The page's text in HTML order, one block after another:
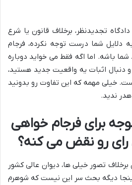
تجدیدنظر، برخلاف قانون یا شرع
دلایل شما درست توجه نکرده، فرجام
باشه. اما اگه فقط می خواید دوباره
دنبال اثبات یه واقعیت جدید هستید،
خیلی مهمه که این تفاوت رو بدونید
ندید.
برای فرجام خواهی
رای رو نقض می کنه؟
تصور خیلی ها، دیوان عالی کشور
دیگه بحث سر این نیست که شوهرم